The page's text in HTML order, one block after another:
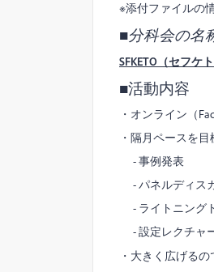
※添付ファイルの
■分科会の名
SFKETO（セフケト
■活動内容
・オンライン（
・隔月ペースを
- 事例発表
- パネルディス
- ライトニング
- 設定レクチ
・大きく広げるの